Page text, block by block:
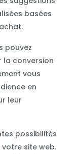
basées
pouvez
la conversion
vous
en
leur
possibilités
site web.